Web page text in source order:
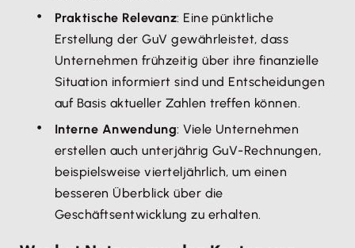
Praktische Relevanz: Eine pünktliche
Erstellung der GuV gewährleistet, dass
Unternehmen frühzeitig über ihre finanzielle
Situation informiert sind und Entscheidungen
auf Basis aktueller Zahlen treffen können.
Interne Anwendung: Viele Unternehmen
erstellen auch unterjährig GuV-Rechnungen,
beispielsweise vierteljährlich, um einen
besseren Überblick über die
Geschäftsentwicklung zu erhalten.